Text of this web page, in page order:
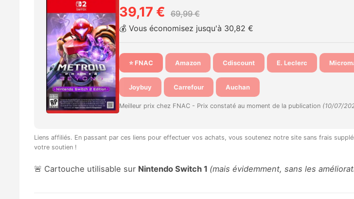
39,17 €
69,99 €
💰 Vous économisez jusqu'à 30,82 €
⭐ FNAC Amazon Cdiscount E. Leclerc
Joybuy Carrefour Auchan
Meilleur prix chez FNAC - Prix constaté au moment de la publication (10/07/
Liens affiliés. En passant par ces liens pour effectuer vos achats, vous soutenez notre site sans frais
votre soutien !
🚨 Cartouche utilisable sur Nintendo Switch 1 (mais évidemment, sans les